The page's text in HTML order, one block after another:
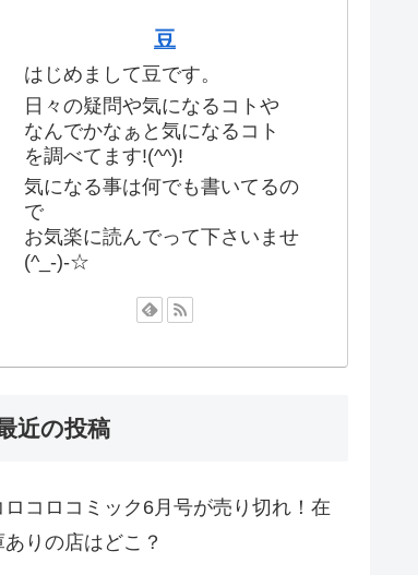
豆
はじめまして豆です。
日々の疑問や気になるコトや
なんでかなぁと気になるコト
を調べてます!(^^)!
気になる事は何でも書いてるの
で
お気楽に読んでって下さいませ
(^_-)-☆
近の投稿
ロコロコミック6月号が売り切れ！在
ありの店はどこ？